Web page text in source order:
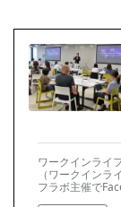
ワークインライ
（ワークイン
フラボ主催で